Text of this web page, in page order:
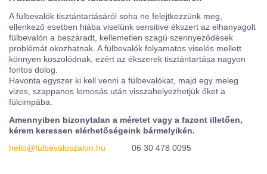
A fülbevalók tisztántartásáról soha ne felejtkezzünk meg,
ellenkező esetben hiába viselünk sensitive ékszert az elhanyagolt
fülbevalón a beszáradt, kellemetlen szagú szennyeződések
problémát okozhatnak. A fülbevalók folyamatos viselés mellett
könnyen koszolódnak, ezért az ékszerek tisztántartása nagyon
fontos dolog.
Havonta egyszer ki kell venni a fülbevalókat, majd egy meleg
vizes, szappanos lemosás után visszahelyezhetjük őket a
fülcimpába.
Amennyiben bizonytalan a méretet vagy a fazont illetően,
kérem keressen elérhetőségeink bármelyikén.
hello@fulbevaloszalon.hu
06 30 478 0095